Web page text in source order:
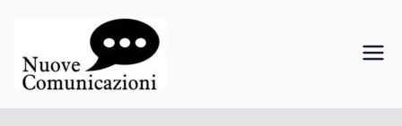
contenuto
La comunicazione a portata di